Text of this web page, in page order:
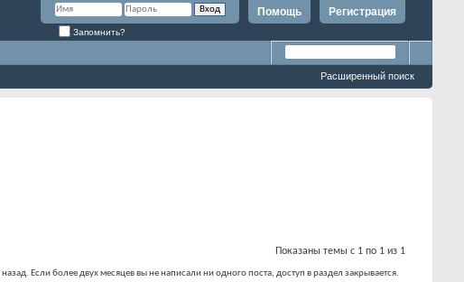
Регистрация
Помощь
Запомнить?
Расширенный поиск
Показаны темы с 1 по 1 из 1
Если более двух месяцев вы не написали ни одного поста, доступ в раздел закрывается.